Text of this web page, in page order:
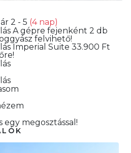
2 - 5 (4 nap)
A gépre fejenként 2 db
felvihető!
Imperial Suite 33.900 Ft
egy megosztással!